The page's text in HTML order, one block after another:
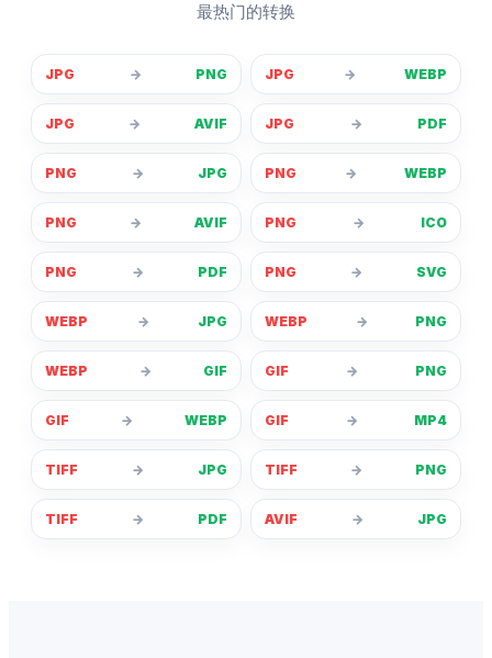
最热门的转换
JPG → PNG JPG → WEBP
JPG → AVIF JPG → PDF
PNG → JPG PNG → WEBP
PNG → AVIF PNG → ICO
PNG → PDF PNG → SVG
WEBP → JPG WEBP → PNG
WEBP → GIF GIF → PNG
GIF → WEBP GIF → MP4
TIFF → JPG TIFF → PNG
TIFF → PDF AVIF → JPG